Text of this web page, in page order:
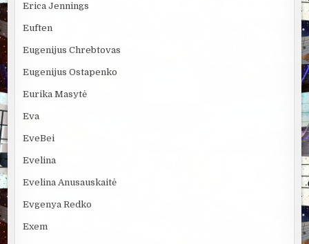
Erica Jennings
Euften
Eugenijus Chrebtovas
Eugenijus Ostapenko
Eurika Masytė
Eva
EveBei
Evelina
Evelina Anusauskaitė
Evgenya Redko
Exem